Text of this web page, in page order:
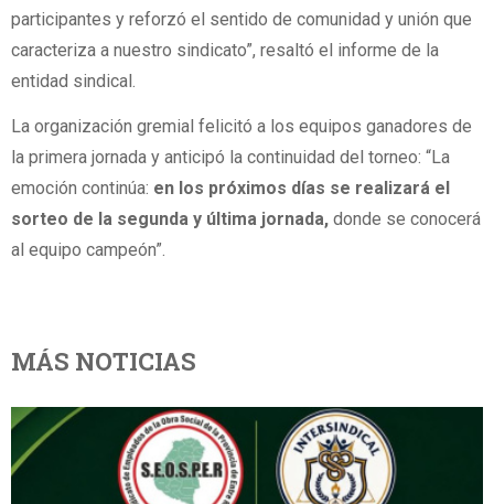
participantes y reforzó el sentido de comunidad y unión que
caracteriza a nuestro sindicato”, resaltó el informe de la
entidad sindical.
La organización gremial felicitó a los equipos ganadores de
la primera jornada y anticipó la continuidad del torneo: “La
emoción continúa: en los próximos días se realizará el
sorteo de la segunda y última jornada, donde se conocerá
al equipo campeón”.
MÁS NOTICIAS